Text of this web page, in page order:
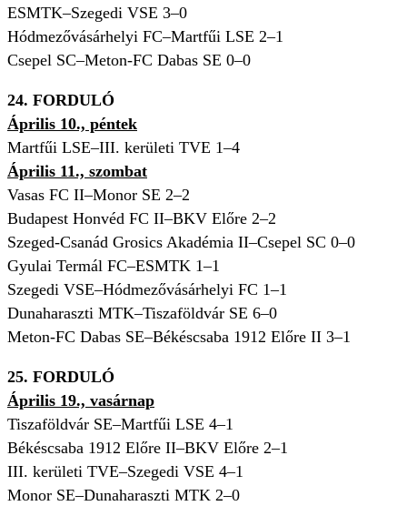
ESMTK–Szegedi VSE 3–0
Hódmezővásárhelyi FC–Martfűi LSE 2–1
Csepel SC–Meton-FC Dabas SE 0–0
24. FORDULÓ
Április 10., péntek
Martfűi LSE–III. kerületi TVE 1–4
Április 11., szombat
Vasas FC II–Monor SE 2–2
Budapest Honvéd FC II–BKV Előre 2–2
Szeged-Csanád Grosics Akadémia II–Csepel SC 0–0
Gyulai Termál FC–ESMTK 1–1
Szegedi VSE–Hódmezővásárhelyi FC 1–1
Dunaharaszti MTK–Tiszaföldvár SE 6–0
Meton-FC Dabas SE–Békéscsaba 1912 Előre II 3–1
25. FORDULÓ
Április 19., vasárnap
Tiszaföldvár SE–Martfűi LSE 4–1
Békéscsaba 1912 Előre II–BKV Előre 2–1
III. kerületi TVE–Szegedi VSE 4–1
Monor SE–Dunaharaszti MTK 2–0